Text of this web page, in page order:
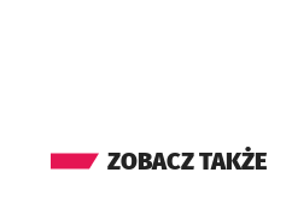
ZOBACZ TAKŻE